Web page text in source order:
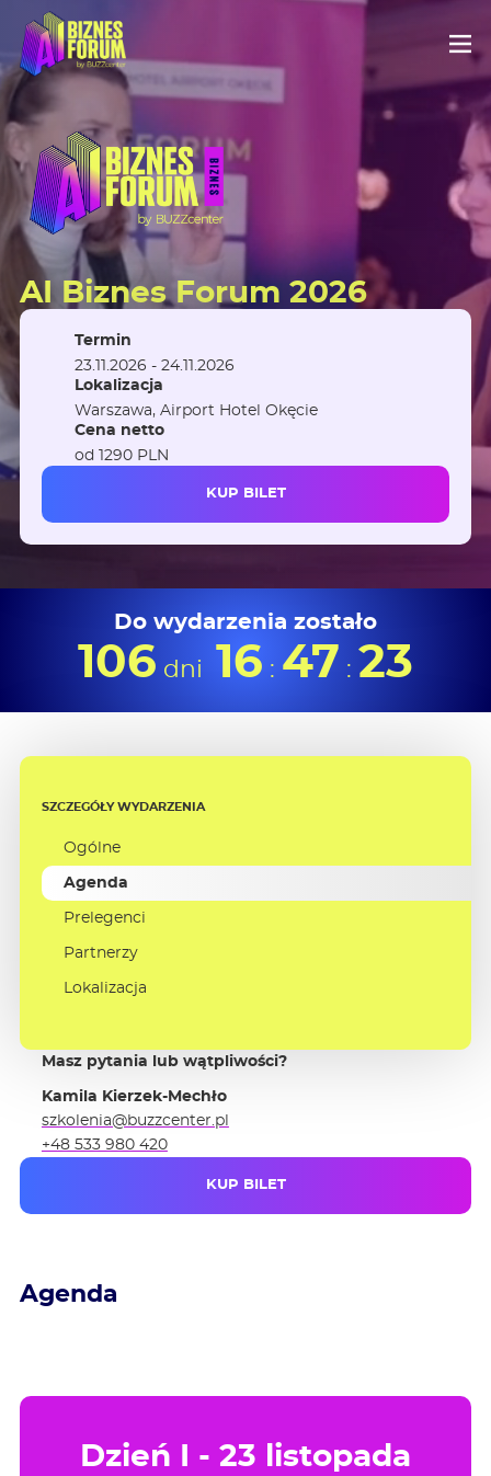
AI Biznes Forum 2026
Termin
23.11.2026 - 24.11.2026
Lokalizacja
Warszawa, Airport Hotel Okęcie
Cena netto
od 1290 PLN
KUP BILET
Do wydarzenia zostało
106 dni 16 : 47 : 22
SZCZEGÓŁY WYDARZENIA
Ogólne
Agenda
Prelegenci
Partnerzy
Lokalizacja
Masz pytania lub wątpliwości?
Kamila Kierzek-Mechło
szkolenia@buzzcenter.pl
+48 533 980 420
KUP BILET
Agenda
Dzień I - 23 listopada